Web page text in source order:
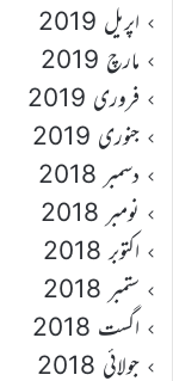
اپریل 2019
مارچ 2019
فروری 2019
جنوری 2019
دسمبر 2018
نومبر 2018
اکتوبر 2018
ستمبر 2018
اگست 2018
جولائی 2018